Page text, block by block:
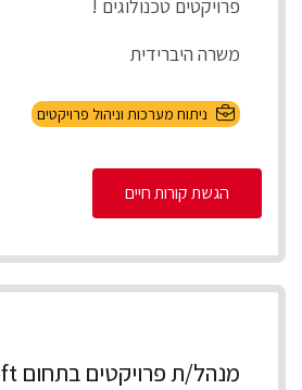
פרויקטים טכנולוגים !
משרה היברידית
תיאור התפקיד
והטמע...
ניתוח מערכות וניהול פרויקטים
הגשת קורות חיים
מנהל/ת פרויקטים בתחום Microsoft